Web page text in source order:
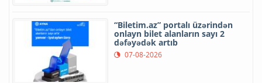
“Biletim.az” portalı üzərindən
onlayn bilet alanların sayı 2
dəfəyədək artıb
07-08-2026